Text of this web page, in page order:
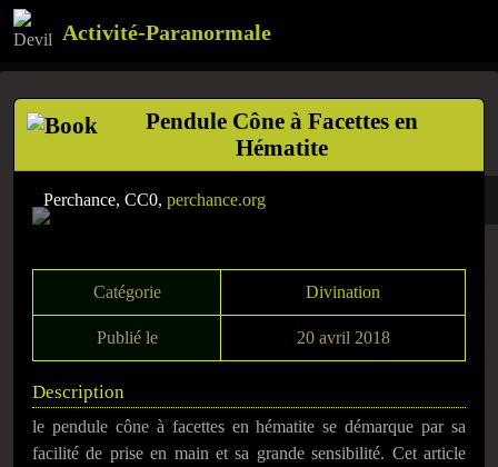
Activité-Paranormale
Pendule Cône à Facettes en
Hématite
Perchance, CC0, perchance.org
Catégorie Divination
Publié le 20 avril 2018
Description
le pendule cône à facettes en hématite se démarque par sa
facilité de prise en main et sa grande sensibilité. Cet article